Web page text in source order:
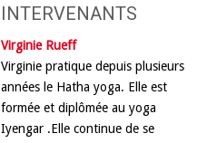
INTERVENANTS
Virginie Rueff
Virginie pratique depuis plusieurs
années le Hatha yoga. Elle est
formée et diplômée au yoga
Iyengar .Elle continue de se